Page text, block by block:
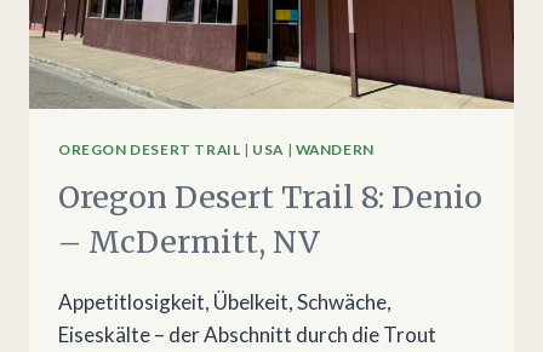
OREGON DESERT TRAIL | USA| WANDERN
Oregon Desert Trail 8: Denio
– McDermitt, NV
Appetitlosigkeit, Übelkeit, Schwäche,
Eiseskälte – der Abschnitt durch die Trout